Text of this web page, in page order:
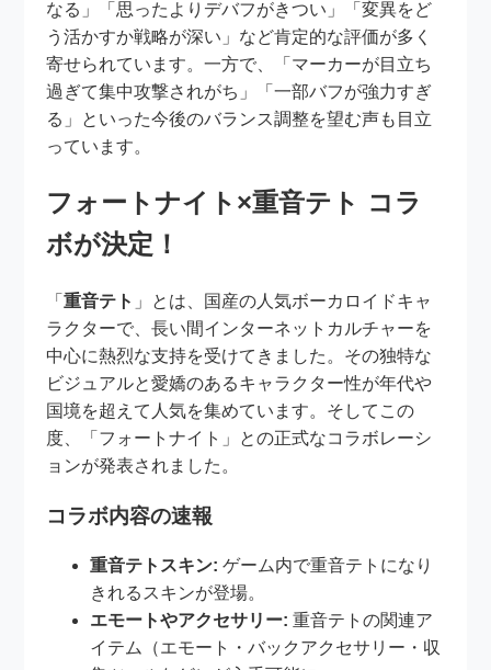
なる」「思ったよりデバフがきつい」「変異をど
う活かすか戦略が深い」など肯定的な評価が多く
寄せられています。一方で、「マーカーが目立ち
過ぎて集中攻撃されがち」「一部バフが強力すぎ
る」といった今後のバランス調整を望む声も目立
っています。
フォートナイト×重音テト コラ
ボが決定！
「重音テト 」とは、国産の人気ボーカロイドキャ
ラクターで、長い間インターネットカルチャーを
中心に熱烈な支持を受けてきました。その独特な
ビジュアルと愛嬌のあるキャラクター性が年代や
国境を超えて人気を集めています。そしてこの
度、「フォートナイト」との正式なコラボレーシ
ョンが発表されました。
コラボ内容の速報
重音テトスキン: ゲーム内で重音テトになり
きれるスキンが登場。
エモートやアクセサリー: 重音テトの関連ア
イテム（エモート・バックアクセサリー・収